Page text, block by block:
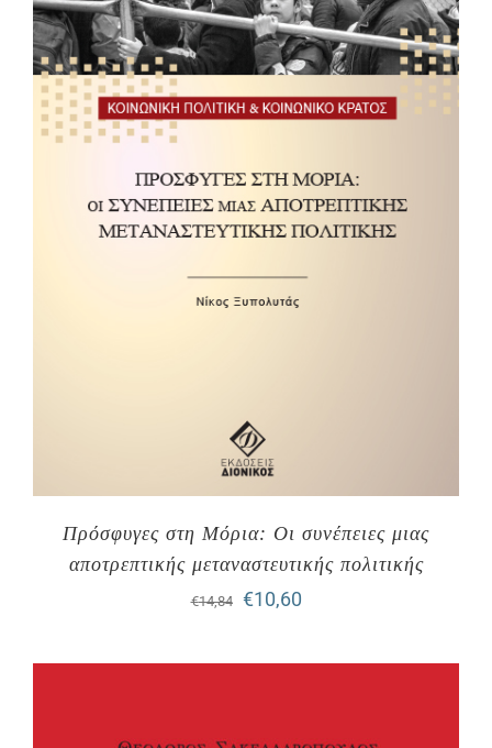
Πρόσφυγες στη Μόρια: Οι συνέπειες μιας
αποτρεπτικής μεταναστευτικής πολιτικής
€14,84
Original
€10,60Η